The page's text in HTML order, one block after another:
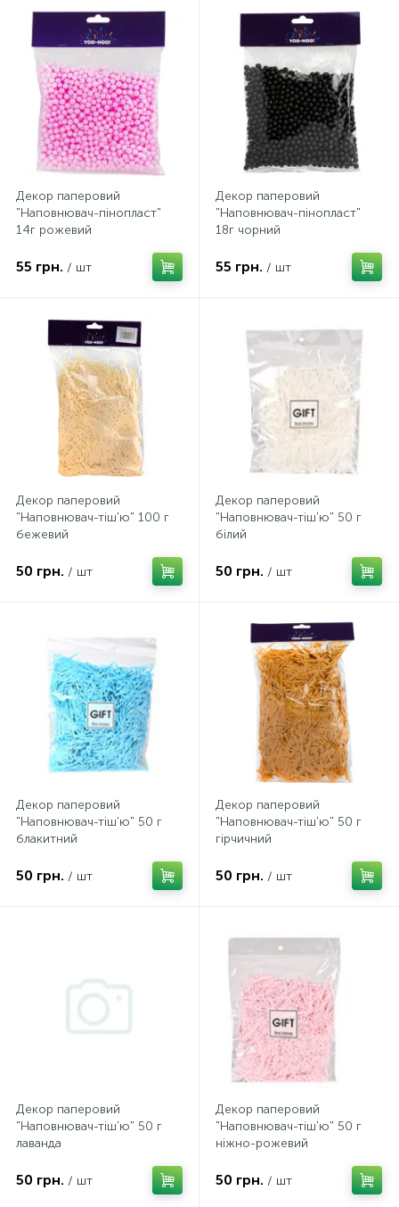
Декор паперовий
"Наповнювач-пінопласт"
14г рожевий
55 грн. / шт
Декор паперовий
"Наповнювач-пінопласт"
18г чорний
55 грн. / шт
Декор паперовий
"Наповнювач-тіш'ю" 100 г
бежевий
50 грн. / шт
Декор паперовий
"Наповнювач-тіш'ю" 50 г
білий
50 грн. / шт
Декор паперовий
"Наповнювач-тіш'ю" 50 г
блакитний
50 грн. / шт
Декор паперовий
"Наповнювач-тіш'ю" 50 г
гірчичний
50 грн. / шт
Декор паперовий
"Наповнювач-тіш'ю" 50 г
лаванда
50 грн. / шт
Декор паперовий
"Наповнювач-тіш'ю" 50 г
ніжно-рожевий
50 грн. / шт